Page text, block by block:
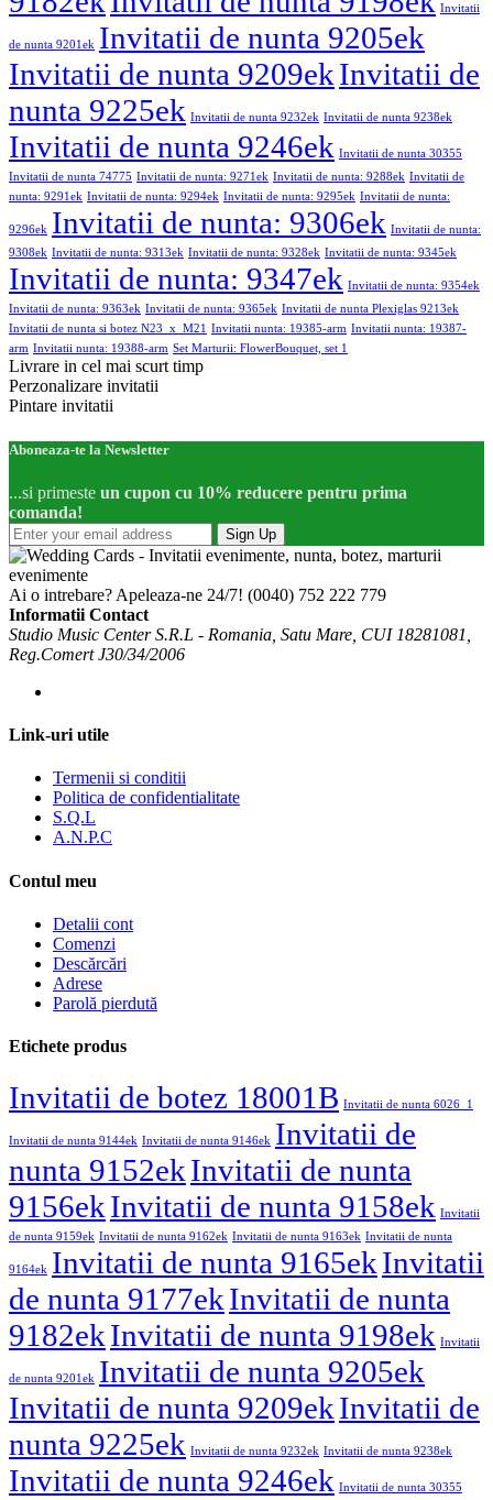
Invitatii
de nunta 9201ek Invitatii de nunta 9205ek
Invitatii de nunta 9209ekInvitatii de
nunta 9225ek Invitatii de nunta 9232ek Invitatii de nunta 9238ek
Invitatii de nunta 9246ek Invitatii de nunta 30355
Invitatii de nunta 74775 Invitatii de nunta: 9271ek Invitatii de nunta: 9288ek Invitatii de
nunta: 9291ek Invitatii de nunta: 9294ek Invitatii de nunta: 9295ek Invitatii de nunta:
9296ek Invitatii de nunta: 9306ek Invitatii de nunta:
9308ek Invitatii de nunta: 9313ek Invitatii de nunta: 9328ek Invitatii de nunta: 9345ek
Invitatii de nunta: 9347ek Invitatii de nunta: 9354ek
Invitatii de nunta: 9363ek Invitatii de nunta: 9365ek Invitatii de nunta Plexiglas 9213ek
Invitatii de nunta si botez N23_x_M21 Invitatii nunta: 19385-arm Invitatii nunta: 19387-
arm Invitatii nunta: 19388-arm Set Marturii: FlowerBouquet, set 1
Livrare in cel mai scurt timp
Perzonalizare invitatii
Pintare invitatii
Aboneaza-te la Newsletter
...si primeste un cupon cu 10% reducere pentru prima
comanda!
Sign Up
Ai o intrebare? Apeleaza-ne 24/7! (0040) 752 222 779
Informatii Contact
Studio Music Center S.R.L - Romania, Satu Mare, CUI 18281081,
Reg.Comert J30/34/2006
Link-uri utile
Termenii si conditii
Politica de confidentialitate
S.Q.L
A.N.P.C
Contul meu
Detalii cont
Comenzi
Descărcări
Adrese
Parolă pierdută
Etichete produs
Invitatii de botez 18001B Invitatii de nunta 6026_1
Invitatii de nunta 9144ek Invitatii de nunta 9146ek Invitatii de
nunta 9152ekInvitatii de nunta
9156ekInvitatii de nunta 9158ek Invitatii
de nunta 9159ek Invitatii de nunta 9162ek Invitatii de nunta 9163ek Invitatii de nunta
9164ek Invitatii de nunta 9165ekInvitatii
de nunta 9177ekInvitatii de nunta
9182ekInvitatii de nunta 9198ek Invitatii
de nunta 9201ek Invitatii de nunta 9205ek
Invitatii de nunta 9209ekInvitatii de
nunta 9225ek Invitatii de nunta 9232ek Invitatii de nunta 9238ek
Invitatii de nunta 9246ek Invitatii de nunta 30355